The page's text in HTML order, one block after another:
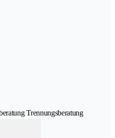
Trennungsberatung